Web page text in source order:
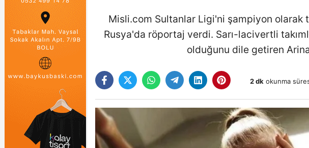
Misli.com Sultanlar Ligi'ni şampiyon olarak
Rusya'da röportaj verdi. Sarı-lacivertli
olduğunu dile getiren
2 dk okunma